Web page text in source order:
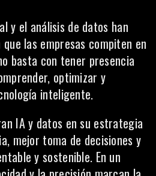
y el análisis de datos han
las empresas compiten en
basta con tener presencia
optimizar y
inteligente.
IA y datos en su estrategia
mejor toma de decisiones y
y sostenible. En un